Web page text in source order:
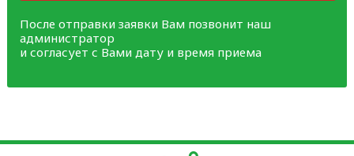
После отправки заявки Вам позвонит наш
администратор
и согласует с Вами дату и время приема